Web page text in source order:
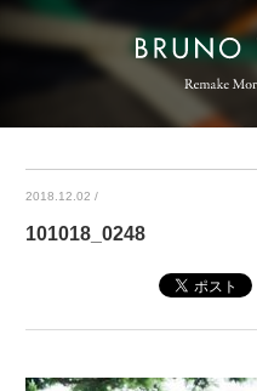
2018.12.02 /
101018_0248